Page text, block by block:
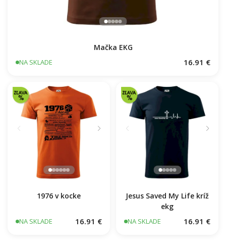
Mačka EKG
NA SKLADE 16.91 €
1976 v kocke
NA SKLADE 16.91 €
Jesus Saved My Life kríž
ekg
NA SKLADE 16.91 €